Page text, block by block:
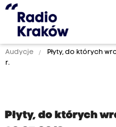
Audycje
Płyty, do których
r.
Płyty, do których